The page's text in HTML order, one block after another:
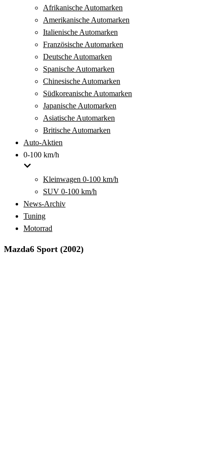
Afrikanische Automarken
Amerikanische Automarken
Italienische Automarken
Französische Automarken
Deutsche Automarken
Spanische Automarken
Chinesische Automarken
Südkoreanische Automarken
Japanische Automarken
Asiatische Automarken
Britische Automarken
Auto-Aktien
0-100 km/h
Kleinwagen 0-100 km/h
SUV 0-100 km/h
News-Archiv
Tuning
Motorrad
Mazda6 Sport (2002)